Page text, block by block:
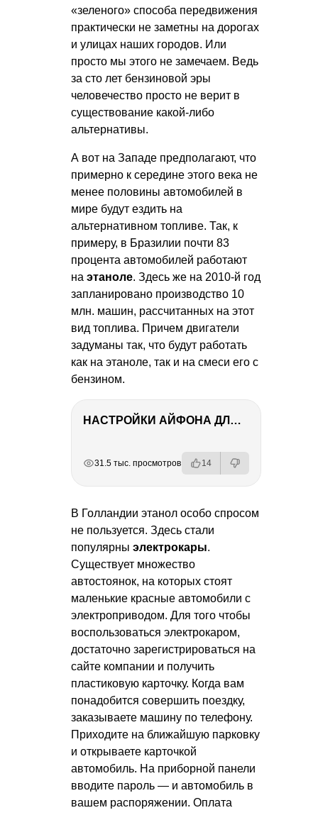
«зеленого» способа передвижения
практически не заметны на дорогах
и улицах наших городов. Или
просто мы этого не замечаем. Ведь
за сто лет бензиновой эры
человечество просто не верит в
существование какой-либо
альтернативы.
А вот на Западе предполагают, что
примерно к середине этого века не
менее половины автомобилей в
мире будут ездить на
альтернативном топливе. Так, к
примеру, в Бразилии почти 83
процента автомобилей работают
на этаноле. Здесь же на 2010-й год
запланировано производство 10
млн. машин, рассчитанных на этот
вид топлива. Причем двигатели
задуманы так, что будут работать
как на этаноле, так и на смеси его с
бензином.
НАСТРОЙКИ АЙФОНА ДЛЯ ФОТО И ВИДЕО
31.5 тыс. просмотров 14
В Голландии этанол особо спросом
не пользуется. Здесь стали
популярны электрокары.
Существует множество
автостоянок, на которых стоят
маленькие красные автомобили с
электроприводом. Для того чтобы
воспользоваться электрокаром,
достаточно зарегистрироваться на
сайте компании и получить
пластиковую карточку. Когда вам
понадобится совершить поездку,
заказываете машину по телефону.
Приходите на ближайшую парковку
и открываете карточкой
автомобиль. На приборной панели
вводите пароль — и автомобиль в
вашем распоряжении. Оплата